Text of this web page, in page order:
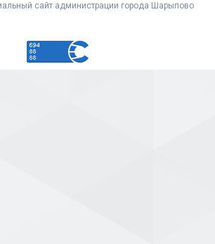
сайт администрации города Шарыпово